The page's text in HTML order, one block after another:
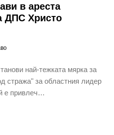
в ареста
ДПС Христо
най-тежката мярка за
стража" за областния лидер
е привлеч…